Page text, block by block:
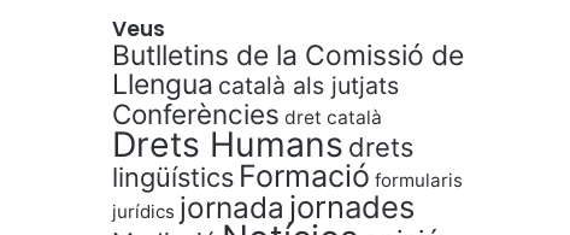
Veus
Butlletins de la Comissió de
Llengua català als jutjats
Conferències dret català
Drets Humans drets
lingüístics Formació formularis
jurídics jornada jornades